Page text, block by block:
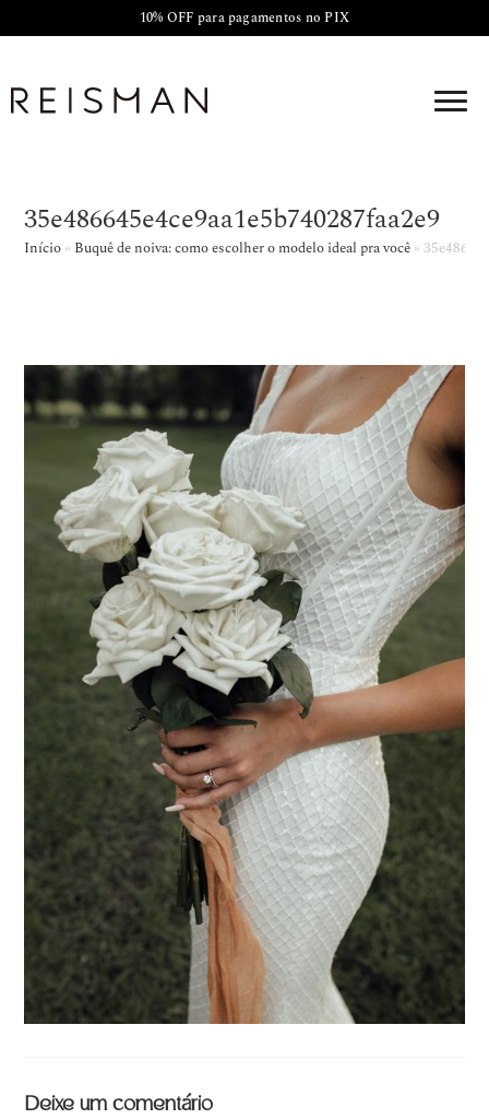
10% OFF para pagamentos no PIX
35e486645e4ce9aa1e5b740287faa2e9
Início » Buquê de noiva: como escolher o modelo ideal pra você »
Deixe um comentário